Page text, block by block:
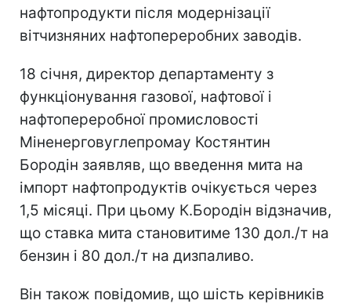
нафтопродукти після модернізації
вітчизняних нафтопереробних заводів.
18 січня, директор департаменту з
функціонування газової, нафтової і
нафтопереробної промисловості
Міненерговуглепромау Костянтин
Бородін заявляв, що введення мита на
імпорт нафтопродуктів очікується через
1,5 місяці. При цьому К.Бородін відзначив,
що ставка мита становитиме 130 дол./т на
бензин і 80 дол./т на дизпаливо.
Він також повідомив, що шість керівників